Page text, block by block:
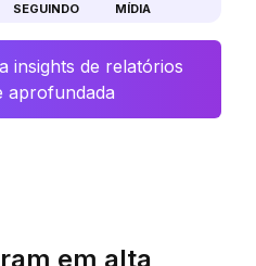
SEGUINDO
MÍDIA
insights de relatórios
aprofundada
em alta